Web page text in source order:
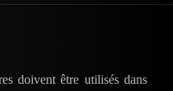
doivent être utilisés dans